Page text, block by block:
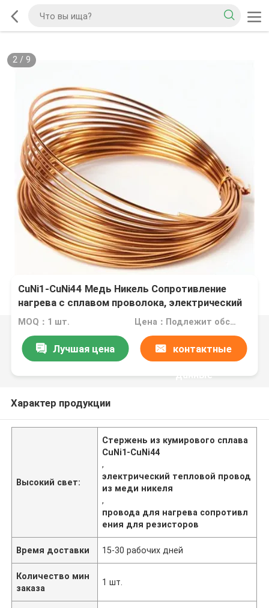
2/ 9
CuNi1-CuNi44 Медь Никель Сопротивление
нагрева с сплавом проволока, электрический
нагреватель проволока для резисторов
MOQ：1 шт. Цена：Подлежит обсуждению
Лучшая цена контактные
данные
Характер продукции
Высокий свет:
Стержень из кумирового сплава
CuNi1-CuNi44
,
электрический тепловой провод
из меди никеля
,
провода для нагрева сопротивл
ения для резисторов
Время доставки 15-30 рабочих дней
Количество мин
заказа
1 шт.